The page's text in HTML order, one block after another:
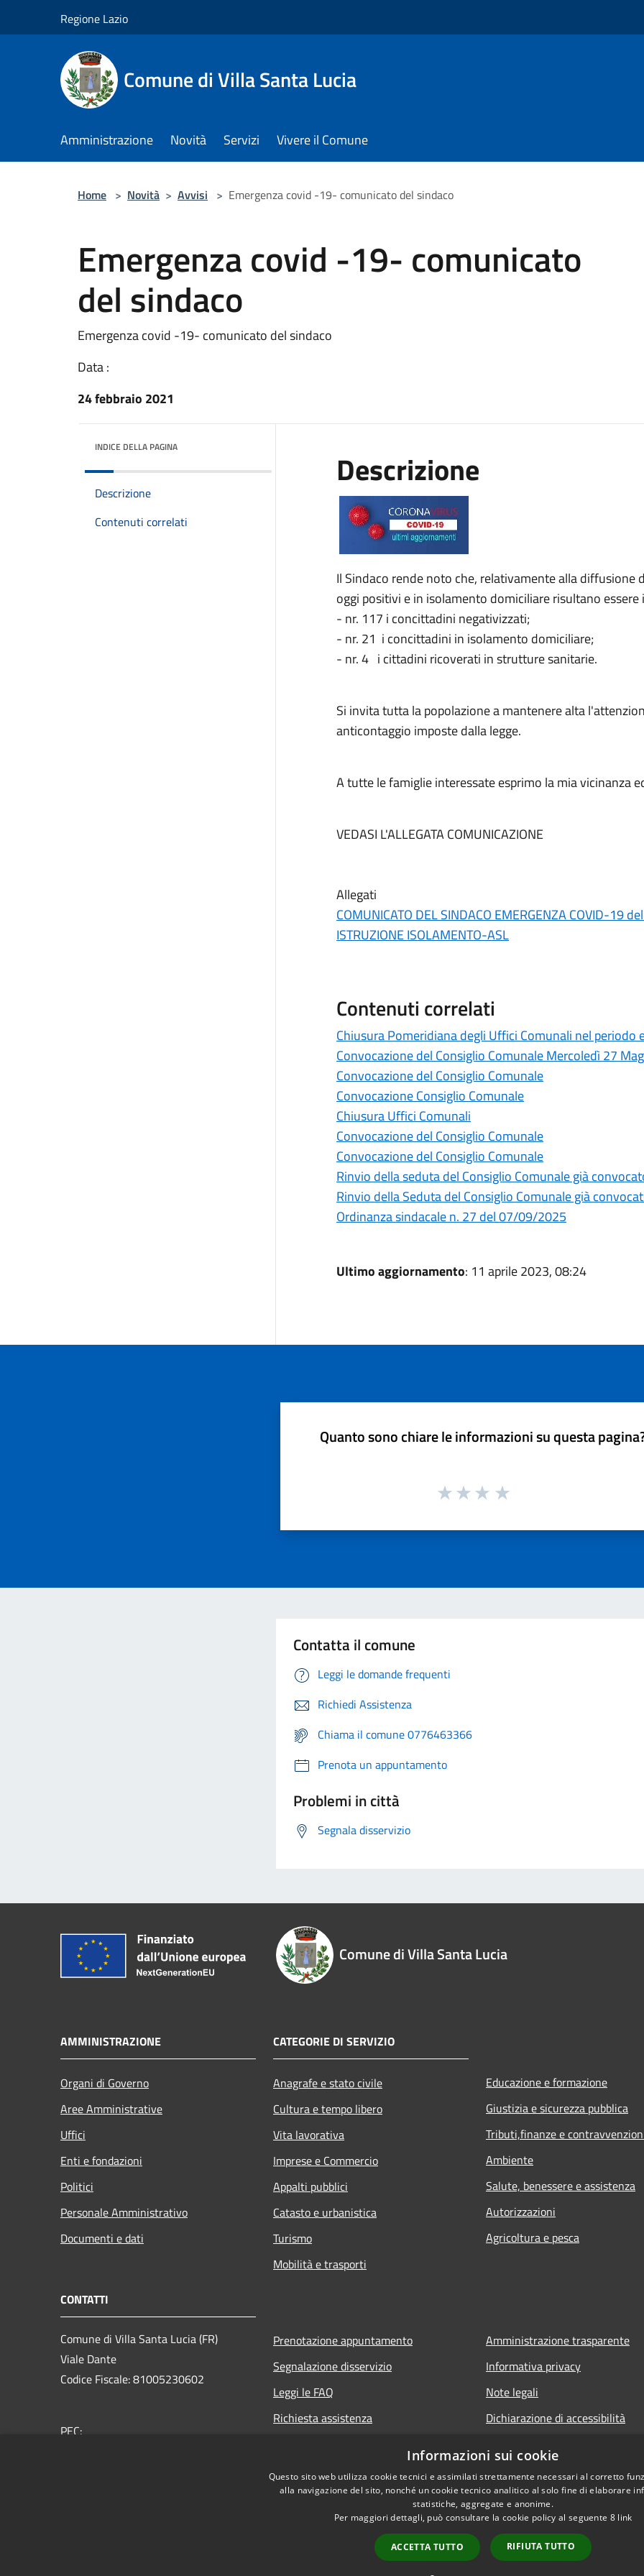
Regione Lazio
Comune di Villa Santa Lucia
Amministrazione Novità Servizi Vivere il Comune
Home > Novità > Avvisi > Emergenza covid -19- comunicato del sindaco
Emergenza covid -19- comunicato
del sindaco
Emergenza covid -19- comunicato del sindaco
Data :
24 febbraio 2021
INDICE DELLA PAGINA
Descrizione
Contenuti correlati
Descrizione
Il Sindaco rende noto che, relativamente alla
oggi positivi e in isolamento domiciliare risultano essere
- nr. 117 i concittadini negativizzati;
- nr. 21 i concittadini in isolamento domiciliare;
- nr. 4 i cittadini ricoverati in strutture sanitarie.
Si invita tutta la popolazione a mantenere alta
anticontaggio imposte dalla legge.
A tutte le famiglie interessate esprimo la mia vicinanza
VEDASI L'ALLEGATA COMUNICAZIONE
Allegati
COMUNICATO DEL SINDACO EMERGENZA COVID-19
ISTRUZIONE ISOLAMENTO-ASL
Contenuti correlati
Chiusura Pomeridiana degli Uffici Comunali nel periodo
Convocazione del Consiglio Comunale Mercoledì 27
Convocazione del Consiglio Comunale
Convocazione Consiglio Comunale
Chiusura Uffici Comunali
Convocazione del Consiglio Comunale
Convocazione del Consiglio Comunale
Rinvio della seduta del Consiglio Comunale già
Rinvio della Seduta del Consiglio Comunale già
Ordinanza sindacale n. 27 del 07/09/2025
Ultimo aggiornamento: 11 aprile 2023, 08:24
Quanto sono chiare le informazioni su questa
Contatta il comune
Leggi le domande frequenti
Richiedi Assistenza
Chiama il comune 0776463366
Prenota un appuntamento
Problemi in città
Segnala disservizio
Comune di Villa Santa Lucia
AMMINISTRAZIONE
Organi di Governo
Aree Amministrative
Uffici
Enti e fondazioni
Politici
Personale Amministrativo
Documenti e dati
CATEGORIE DI SERVIZIO
Anagrafe e stato civile
Cultura e tempo libero
Vita lavorativa
Imprese e Commercio
Appalti pubblici
Catasto e urbanistica
Turismo
Mobilità e trasporti
Educazione e formazione
Giustizia e sicurezza pubblica
Tributi,finanze e
Ambiente
Salute, benessere e assistenza
Autorizzazioni
Agricoltura e pesca
CONTATTI
Comune di Villa Santa Lucia (FR)
Viale Dante
Codice Fiscale: 81005230602
PEC:
Prenotazione appuntamento
Segnalazione disservizio
Leggi le FAQ
Richiesta assistenza
Amministrazione trasparente
Informativa privacy
Note legali
Dichiarazione di accessibilità
Copyright © 2026 •
Informazioni sui cookie
Questo sito web utilizza cookie tecnici e assimilati strettamente necessari al corretto
alla navigazione del sito, nonché un cookie tecnico analitico al solo fine di elaborare
statistiche, aggregate e anonime.
Per maggiori dettagli, può consultare la cookie policy al seguente 8 link
ACCETTA TUTTO RIFIUTA TUTTO